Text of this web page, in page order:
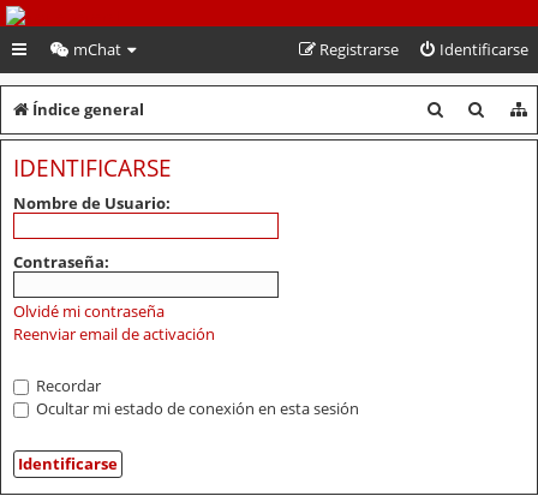
PeruVoley.com
mChat Identificarse
Registrarse
Índice general
u
u
IDENTIFICARSE
Nombre de Usuario:
Contraseña:
Olvidé mi contraseña
Reenviar email de activación
Recordar
Ocultar mi estado de conexión en esta sesión